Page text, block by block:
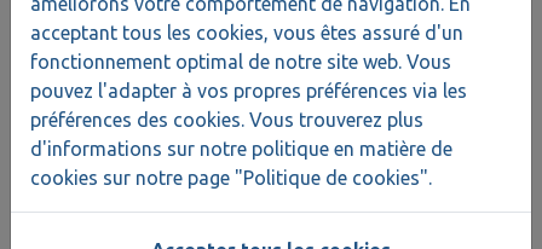
employeur dans le secteur de la santé).
Lesdélais de préavisà prendre en compte
sont les suivants :
Ancienneté
< 3 mois
acceptant tous les cookies, vous êtes assuré d'un
fonctionnement optimal de notre site web. Vous
pouvez l'adapter à vos propres préférences via les
préférences des cookies. Vous trouverez plus
d'informations sur notre politique en matière de
cookies sur notre page "Politique de cookies".